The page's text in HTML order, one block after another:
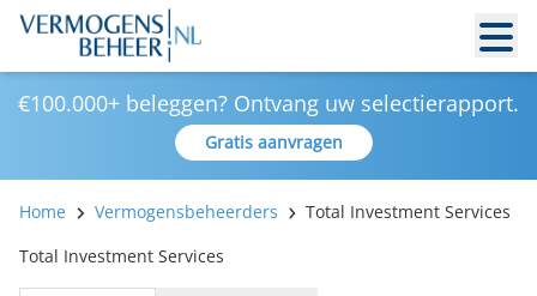
€100.000+ beleggen? Ontvang uw selectierapport.
Gratis aanvragen
Home Vermogensbeheerders
Total Investment Services
Total Investment Services